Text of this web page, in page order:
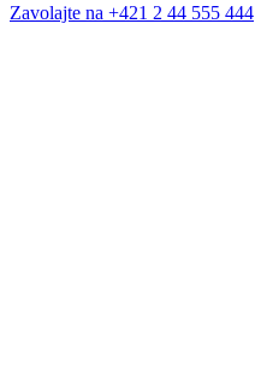
Zavolajte na +421 2 44 555 444